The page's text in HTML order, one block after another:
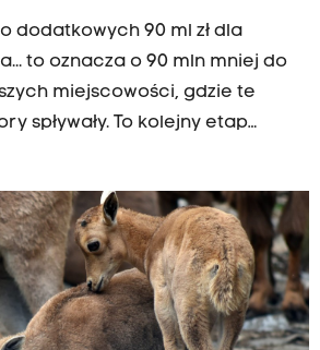
dodatkowych 90 ml zł dla
to oznacza o 90 mln mniej do
miejscowości, gdzie te
spływały. To kolejny etap
i jeszcze większego
To jest chore! To nie ma
zrównoważonym rozwojem,
o której się teraz tyle mówi. A to
poziom życia.... Dlatego